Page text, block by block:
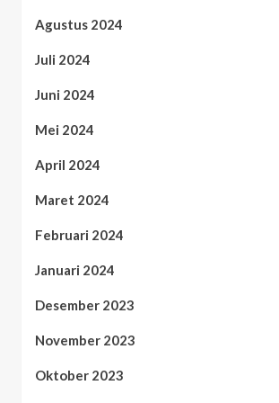
Agustus 2024
Juli 2024
Juni 2024
Mei 2024
April 2024
Maret 2024
Februari 2024
Januari 2024
Desember 2023
November 2023
Oktober 2023